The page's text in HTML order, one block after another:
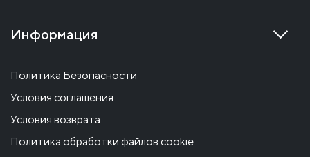
Информация
Политика Безопасности
Условия соглашения
Условия возврата
Политика обработки файлов cookie